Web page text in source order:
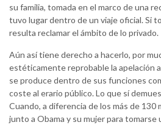
su familia, tomada en el marco de una
tuvo lugar dentro de un viaje oficial. Si
resulta reclamar el ámbito de lo privado.
Aún así tiene derecho a hacerlo, por
estéticamente reprobable la apelación
se produce dentro de sus funciones
coste al erario público. Lo que sí
Cuando, a diferencia de los más de 130
junto a Obama y su mujer para tomarse